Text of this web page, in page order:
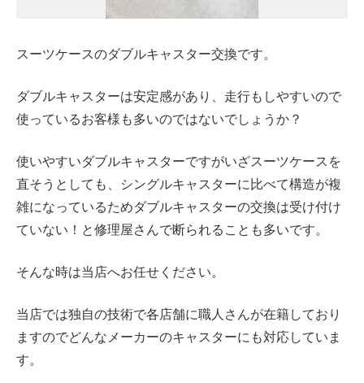
スーツケースのダブルキャスター交換です。
ダブルキャスターは安定感があり、走行もしやすいので
使っているお客様も多いのではないでしょうか？
使いやすいダブルキャスターですがいざスーツケースを
直そうとしても、
シングルキャスターに比べて構造が複
雑になっているためダブルキャスターの交換は受け付け
ていない！と修理屋さんで断られることも多いです。
そんな時は当店へお任せください。
当店では独自の技術で各店舗に職人さんが在籍しており
ますのでどんなメーカーのキャスターにも対応していま
す。